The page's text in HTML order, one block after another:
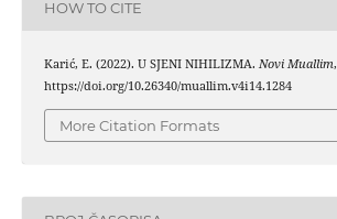
HOW TO CITE
Karić, E. (2022). U SJENI NIHILIZMA. Novi Muallim,
https://doi.org/10.26340/muallim.v4i14.1284
More Citation Formats